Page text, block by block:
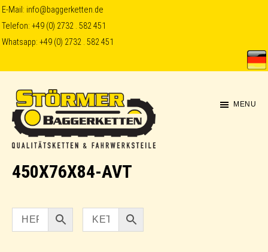
Skip
to
content
Skip
to
E-Mail: info@baggerketten.de
Telefon:+49 (0) 2732 . 582 451
Whatsapp:+49 (0) 2732 . 582 451
Baggerketten
MENU
450X76X84-AVT